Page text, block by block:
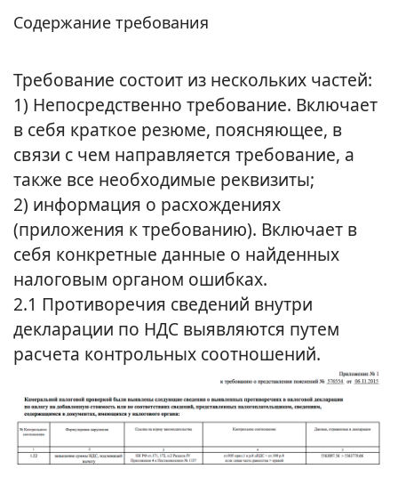
Содержание требования
Требование состоит из нескольких частей:
1) Непосредственно требование. Включает
в себя краткое резюме, поясняющее, в
связи с чем направляется требование, а
также все необходимые реквизиты;
2) информация о расхождениях
(приложения к требованию). Включает в
себя конкретные данные о найденных
налоговым органом ошибках.
2.1 Противоречия сведений внутри
декларации по НДС выявляются путем
расчета контрольных соотношений.